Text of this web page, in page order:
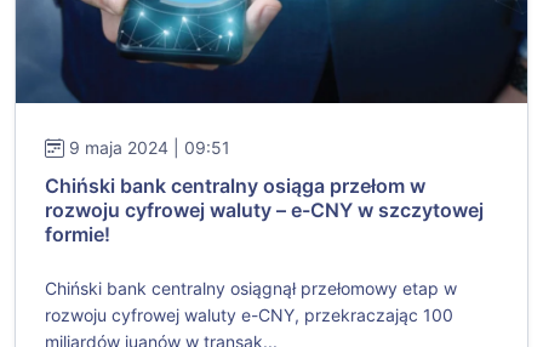
9 maja 2024 | 09:51
Chiński bank centralny osiąga przełom w
rozwoju cyfrowej waluty – e-CNY w szczytowej
formie!
Chiński bank centralny osiągnął przełomowy etap w
rozwoju cyfrowej waluty e-CNY, przekraczając 100
miliardów juanów w transak...